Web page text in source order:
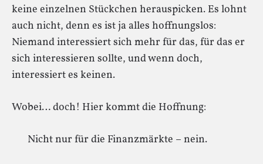
keine einzelnen Stückchen herauspicken. Es lohnt
auch nicht, denn es ist ja alles hoffnungslos:
Niemand interessiert sich mehr für das, für das er
sich interessieren sollte, und wenn doch,
interessiert es keinen.
Wobei… doch! Hier kommt die Hoffnung:
Nicht nur für die Finanzmärkte – nein.